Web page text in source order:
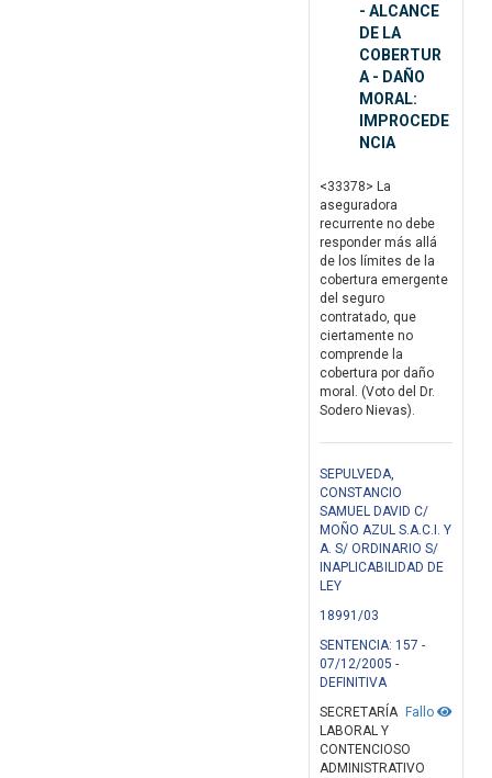
- ALCANCE
DE LA
COBERTUR
A - DAÑO
MORAL:
IMPROCEDE
NCIA
<33378> La
aseguradora
recurrente no debe
responder más allá
de los límites de la
cobertura emergente
del seguro
contratado, que
ciertamente no
comprende la
cobertura por daño
moral. (Voto del Dr.
Sodero Nievas).
SEPULVEDA,
CONSTANCIO
SAMUEL DAVID C/
MOÑO AZUL S.A.C.I. Y
A. S/ ORDINARIO S/
INAPLICABILIDAD DE
LEY
18991/03
SENTENCIA: 157 -
07/12/2005 -
DEFINITIVA
Fallo
SECRETARÍA
LABORAL Y
CONTENCIOSO
ADMINISTRATIVO